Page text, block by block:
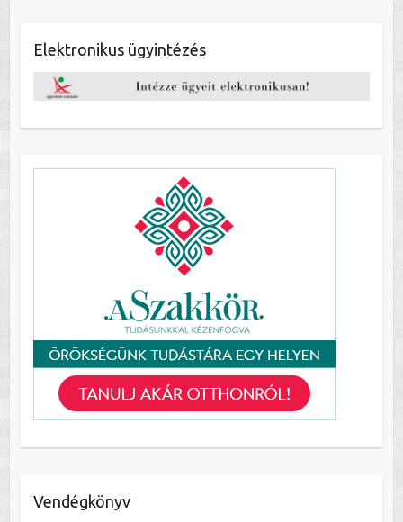
Elektronikus ügyintézés
Vendégkönyv